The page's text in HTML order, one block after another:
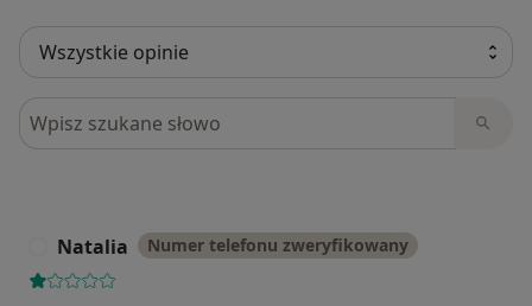
Szukaj w opiniach
Natalia Numer telefonu zweryfikowany